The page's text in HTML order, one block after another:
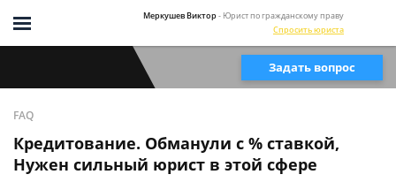
Меркушев Виктор- Юрист по гражданскому праву
Спросить юриста
Задать вопрос
FAQ
Кредитование. Обманули с % ставкой,
Нужен сильный юрист в этой сфере